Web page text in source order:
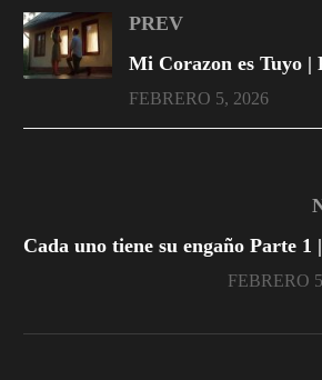
PREV
Mi Corazon es Tuyo |
FEBRERO 5, 2026
FEBRERO